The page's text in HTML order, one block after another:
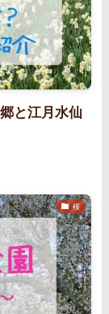
と江月水仙
桜